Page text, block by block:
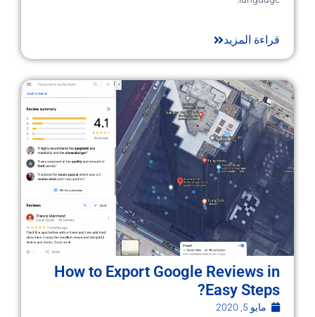
قراءة المزيد
How to Export Google Reviews in
Easy Steps?
مايو 5, 2020